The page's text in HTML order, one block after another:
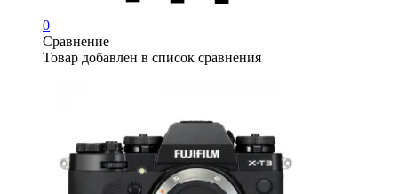
0
Сравнение
Товар добавлен в список сравнения